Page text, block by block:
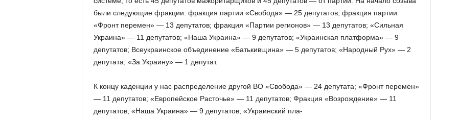
были следующие фракции: фракция партии «Свобода» — 25 депутатов; фракция партии
«Фронт перемен» — 13 депутатов; фракция «Партии регионов» — 13 депутатов; «Сильная
Украина» — 11 депутатов; «Наша Украина» — 9 депутатов; «Украинская платформа» — 9
депутатов; Всеукраинское объединение «Батькивщина» — 5 депутатов; «Народный Рух» — 2
депутата; «За Украину» — 1 депутат.
К концу каденции у нас распределение другой ВО «Свобода» — 24 депутата; «Фронт перемен»
— 11 депутатов; «Европейское Расточье» — 11 депутатов; Фракция «Возрождение» — 11
депутатов; «Наша Украина» — 9 депутатов; «Украинский пла-